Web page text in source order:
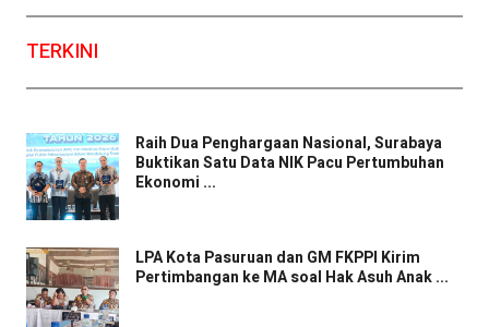
TERKINI
Raih Dua Penghargaan Nasional, Surabaya
Buktikan Satu Data NIK Pacu Pertumbuhan
Ekonomi ...
LPA Kota Pasuruan dan GM FKPPI Kirim
Pertimbangan ke MA soal Hak Asuh Anak ...